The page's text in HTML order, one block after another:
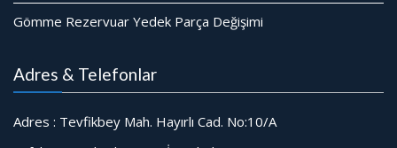
Gömme Rezervuar Yedek Parça Değişimi
Adres & Telefonlar
Adres : Tevfikbey Mah. Hayırlı Cad. No:10/A